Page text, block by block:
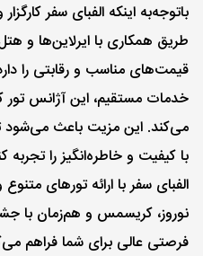
با‌توجه‌به اینکه الفبای سفر
طریق همکاری با ایرلاین‌ها و
قیمت‌های مناسب و رقابتی را
خدمات مستقیم، این آژانس تور
می‌کند. این مزیت باعث می‌شود
با کیفیت و خاطره‌انگیز را تجربه
الفبای سفر با ارائه تورهای
نوروز، کریسمس و هم‌زمان با
فرصتی عالی برای شما فراهم